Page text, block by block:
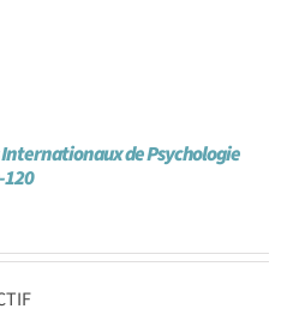
Internationaux de Psychologie
120